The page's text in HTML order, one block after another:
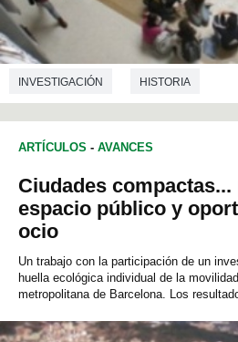
INVESTIGACIÓN HISTORIA
CIENCIAS DE LA EDUCACIÓN
ARTÍCULOS - AVANCES
Ciudades compactas...
espacio público y
ocio
Un trabajo con la participación de un
huella ecológica individual de la
metropolitana de Barcelona. Los